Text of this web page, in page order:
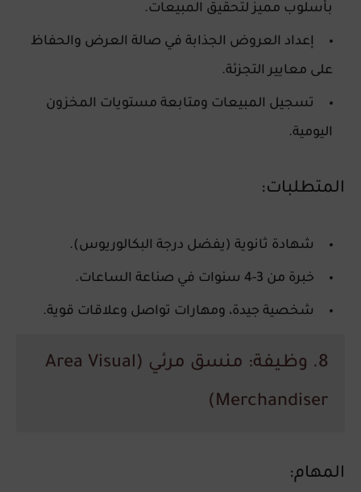
بأسلوب مميز لتحقيق المبيعات.
إعداد العروض الجذابة في صالة العرض والحفاظ
على معايير التجزئة.
تسجيل المبيعات ومتابعة مستويات المخزون
اليومية.
المتطلبات:
شهادة ثانوية (يفضل درجة البكالوريوس).
خبرة من 3-4 سنوات في صناعة الساعات.
شخصية جيدة، ومهارات تواصل وعلاقات قوية.
8. وظيفة: منسق مرئي (Area Visual
Merchandiser)
المهام: